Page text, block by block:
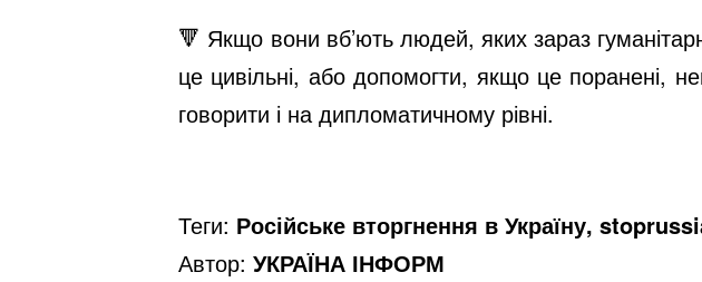
🔻 Якщо вони вб’ють людей, яких зараз
це цивільні, або допомогти, якщо це поранені,
говорити і на дипломатичному рівні.
Теги: Російське вторгнення в Україну,
Автор: УКРАЇНА ІНФОРМ